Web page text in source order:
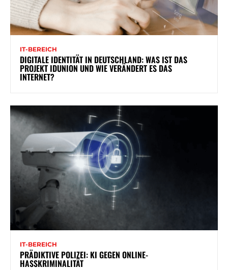
IT-BEREICH
DIGITALE IDENTITÄT IN DEUTSCHLAND: WAS IST DAS
PROJEKT IDUNION UND WIE VERÄNDERT ES DAS
INTERNET?
IT-BEREICH
PRÄDIKTIVE POLIZEI: KI GEGEN ONLINE-
HASSKRIMINALITÄT